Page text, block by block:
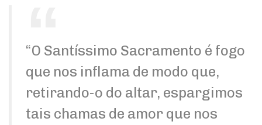
“O Santíssimo Sacramento é fogo
que nos inflama de modo que,
retirando-o do altar, espargimos
tais chamas de amor que nos